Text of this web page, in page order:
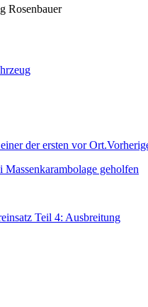
geholfen
Teil 4: Ausbreitung